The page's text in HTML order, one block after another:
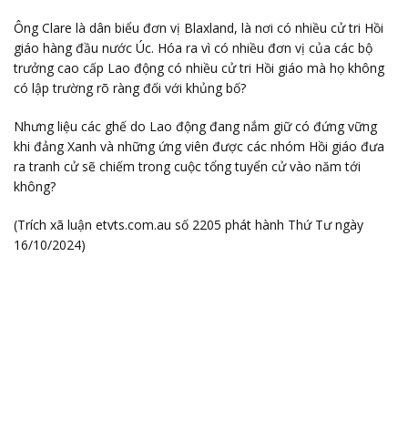
Ông Clare là dân biểu đơn vị Blaxland, là nơi có nhiều cử tri Hồi
giáo hàng đầu nước Úc. Hóa ra vì có nhiều đơn vị của các bộ
trưởng cao cấp Lao động có nhiều cử tri Hồi giáo mà họ không
có lập trường rõ ràng đối với khủng bố?
Nhưng liệu các ghế do Lao động đang nắm giữ có đứng vững
khi đảng Xanh và những ứng viên được các nhóm Hồi giáo đưa
ra tranh cử sẽ chiếm trong cuộc tổng tuyển cử vào năm tới
không?
(Trích xã luận etvts.com.au số 2205 phát hành Thứ Tư ngày
16/10/2024)